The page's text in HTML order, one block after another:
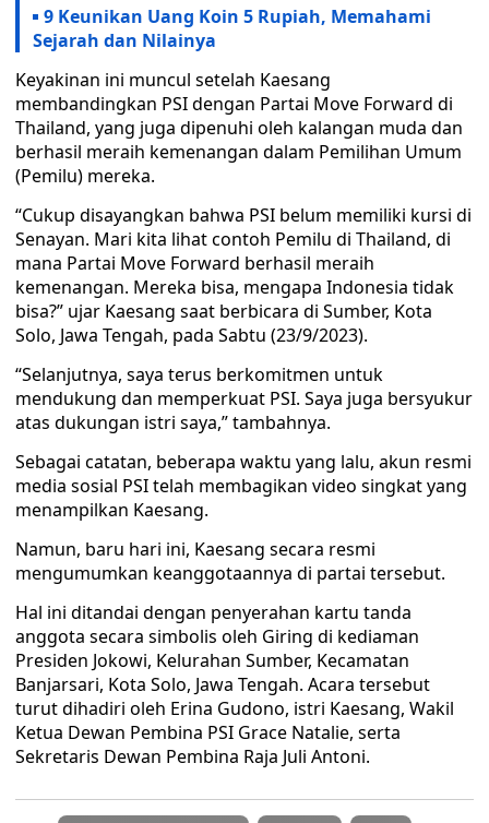
9 Keunikan Uang Koin 5 Rupiah, Memahami
Sejarah dan Nilainya
Keyakinan ini muncul setelah Kaesang
membandingkan PSI dengan Partai Move Forward di
Thailand, yang juga dipenuhi oleh kalangan muda dan
berhasil meraih kemenangan dalam Pemilihan Umum
(Pemilu) mereka.
“Cukup disayangkan bahwa PSI belum memiliki kursi di
Senayan. Mari kita lihat contoh Pemilu di Thailand, di
mana Partai Move Forward berhasil meraih
kemenangan. Mereka bisa, mengapa Indonesia tidak
bisa?” ujar Kaesang saat berbicara di Sumber, Kota
Solo, Jawa Tengah, pada Sabtu (23/9/2023).
“Selanjutnya, saya terus berkomitmen untuk
mendukung dan memperkuat PSI. Saya juga bersyukur
atas dukungan istri saya,” tambahnya.
Sebagai catatan, beberapa waktu yang lalu, akun resmi
media sosial PSI telah membagikan video singkat yang
menampilkan Kaesang.
Namun, baru hari ini, Kaesang secara resmi
mengumumkan keanggotaannya di partai tersebut.
Hal ini ditandai dengan penyerahan kartu tanda
anggota secara simbolis oleh Giring di kediaman
Presiden Jokowi, Kelurahan Sumber, Kecamatan
Banjarsari, Kota Solo, Jawa Tengah. Acara tersebut
turut dihadiri oleh Erina Gudono, istri Kaesang, Wakil
Ketua Dewan Pembina PSI Grace Natalie, serta
Sekretaris Dewan Pembina Raja Juli Antoni.